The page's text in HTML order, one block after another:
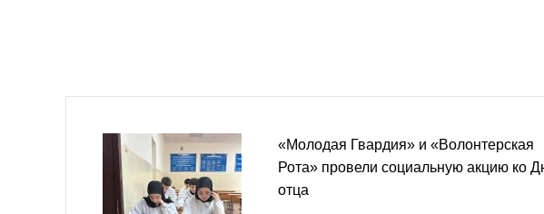
«Молодая Гвардия» и «Волонтерская
Рота» провели социальную акцию ко
отца